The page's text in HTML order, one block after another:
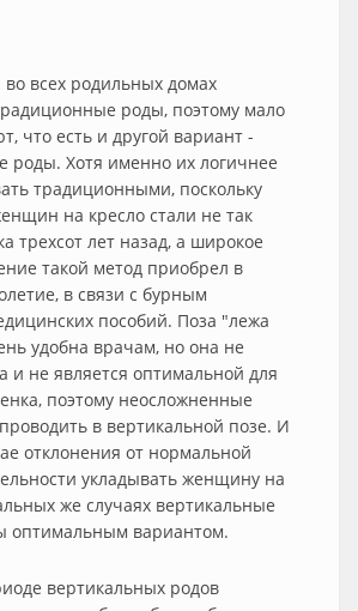
во всех родильных домах
роды, поэтому мало
что есть и другой вариант -
роды. Хотя именно их логичнее
традиционными, поскольку
на кресло стали не так
трехсот лет назад, а широкое
такой метод приобрел в
в связи с бурным
пособий. Поза "лежа
удобна врачам, но она не
и не является оптимальной для
поэтому неосложненные
в вертикальной позе. И
отклонения от нормальной
укладывать женщину на
же случаях вертикальные
оптимальным вариантом.
вертикальных родов